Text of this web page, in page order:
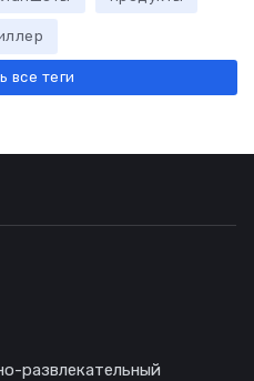
все теги
развлекательный